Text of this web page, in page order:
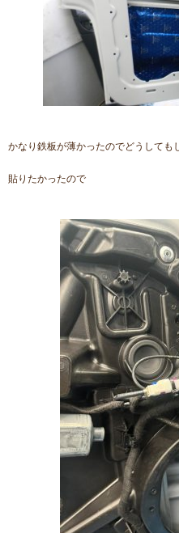
かなり鉄板が薄かったのでどうしても
貼りたかったので